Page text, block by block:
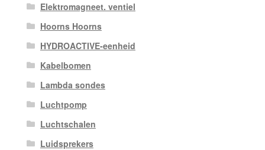
Elektromagneet. ventiel
Hoorns Hoorns
HYDROACTIVE-eenheid
Kabelbomen
Lambda sondes
Luchtpomp
Luchtschalen
Luidsprekers